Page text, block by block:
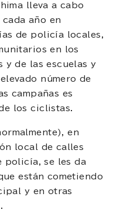
lleva a cabo
año en
de policía locales,
en los
y de las escuelas y
número de
campañas es
los ciclistas.
en
local de calles
policía, se les da
están cometiendo
y en otras